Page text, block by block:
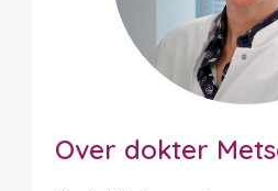
Over dokter